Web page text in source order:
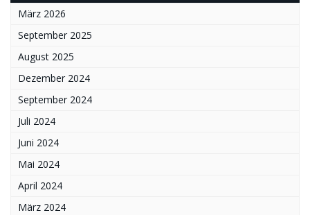
März 2026
September 2025
August 2025
Dezember 2024
September 2024
Juli 2024
Juni 2024
Mai 2024
April 2024
März 2024